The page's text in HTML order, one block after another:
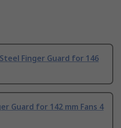
Finger Guard for 146
Guard for 142 mm Fans 4